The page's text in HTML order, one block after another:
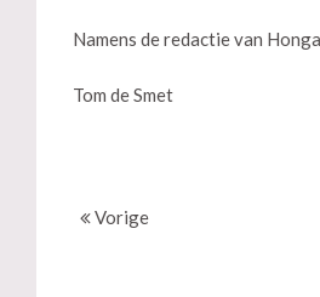
Namens de redactie van
Tom de Smet
Vorige